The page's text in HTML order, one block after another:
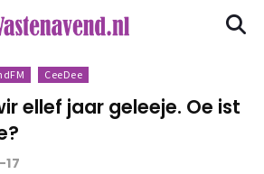
CeeDee
ellef jaar geleeje. Oe ist